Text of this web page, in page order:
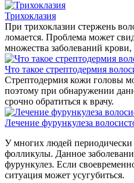
Трихоклазия
При трихоклазии стержень
ломается. Проблема может
множества заболеваний
Что такое стрептодермия
Стрептодермия кожи головы
поэтому при обнаружении
срочно обратиться к врачу.
Лечение фурункулеза
У многих людей периодически
фолликулы. Данное
фурункулез. Если
ситуация может усугубиться.